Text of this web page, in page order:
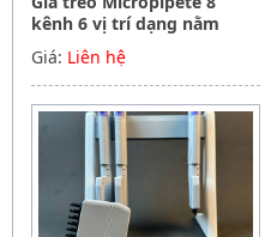
kênh 6 vị trí dạng nằm
ngang, Hãng Phoenix
instrument Germany
Giá: Liên hệ